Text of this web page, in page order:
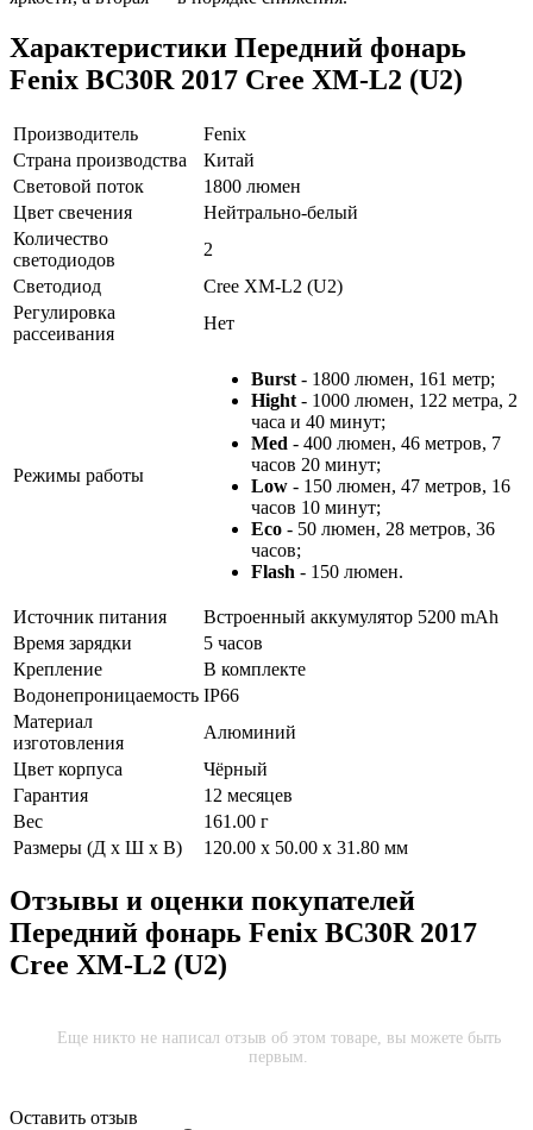
Характеристики Передний фонарь
Fenix BC30R 2017 Cree XM-L2 (U2)
Производитель
Fenix
Страна производства
Китай
Световой поток
1800 люмен
Цвет свечения
Нейтрально-белый
Количество
светодиодов
2
Светодиод
Cree XM-L2 (U2)
Регулировка
рассеивания
Нет
Режимы работы
Burst - 1800 люмен, 161 метр;
Hight - 1000 люмен, 122 метра, 2
часа и 40 минут;
Med - 400 люмен, 46 метров, 7
часов 20 минут;
Low - 150 люмен, 47 метров, 16
часов 10 минут;
Eco - 50 люмен, 28 метров, 36
часов;
Flash - 150 люмен.
Источник питания
Встроенный аккумулятор 5200 mAh
Время зарядки
5 часов
Крепление
В комплекте
Водонепроницаемость IP66
Материал
изготовления
Алюминий
Цвет корпуса
Чёрный
Гарантия
12 месяцев
Вес
161.00 г
Размеры (Д х Ш х В)
120.00 x 50.00 x 31.80 мм
Отзывы и оценки покупателей
Передний фонарь Fenix BC30R 2017
Cree XM-L2 (U2)
Еще никто не написал отзыв об этом товаре, вы можете быть
первым.
Оставить отзыв